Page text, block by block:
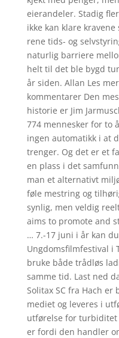
eierandeler. Stadig
ikke kan klare
rene tids- og
naturlig barriere
helt til det ble bygd
år siden. Allan Les
kommentarer Den
historie er Jim
774 mennesker for to
ingen automatikk i at
trenger. Og det er et
en plass i det
man et alternativt
føle mestring og
synlig, men veldig
aims to promote and
… 7.-17 juni i år kan
Ungdomsfilmfestival i
bruke både trådløs
samme tid. Last ned
Solitax SC fra Hach
mediet og leveres i
utførelse for turbiditet
er fordi den handler